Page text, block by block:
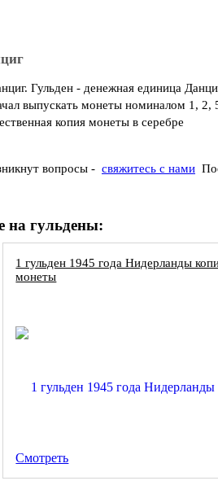
Гульден - денежная единица
выпускать монеты номиналом 1, 2,
копия монеты в серебре
вопросы - свяжитесь с нами
на гульдены:
1 гульден 1945 года Нидерланды
монеты
Смотреть